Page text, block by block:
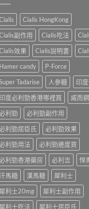
Cialis HongKong
副作用
Cialis吃法
效果
Cialis說明書
Hamer candy
P-Force
Tadarise
人參糖
印
印度必利勁香港哪裡買
威而鋼
利勁
必利勁副作用
利勁屈臣氏
必利勁效果
利勁用法
必利勁邊度買
利勁香港藥房
必利吉
悍
汗馬糖
漢馬糖
犀利士
犀利士20mg
犀利士副作用
犀利士吃法
犀利士屈臣氏